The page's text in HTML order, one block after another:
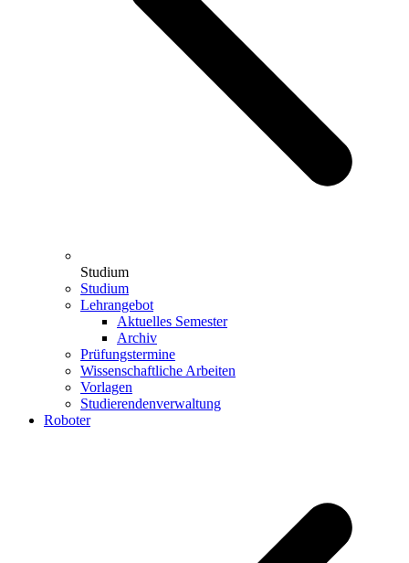
Studium
Studium
Lehrangebot
Aktuelles Semester
Archiv
Prüfungstermine
Wissenschaftliche Arbeiten
Vorlagen
Studierendenverwaltung
Roboter